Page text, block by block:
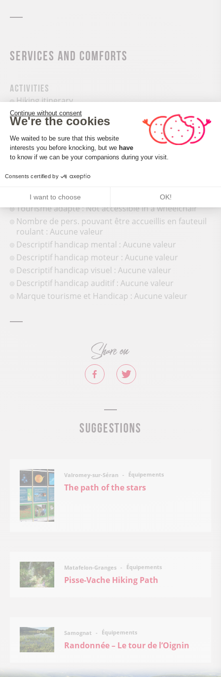
Services and comforts
Activities
Hiking itinerary
Pedestrian sports
Accueil des personnes en situation de handicap
Tourisme adapté : Not accessible in a wheelchair
Nombre de pers. pouvant être accueillis en fauteuil
roulant : Aucune valeur
Descriptif handicap mental : Aucune valeur
Descriptif handicap moteur : Aucune valeur
Descriptif handicap visuel : Aucune valeur
Descriptif handicap auditif : Aucune valeur
Marque tourisme et Handicap : Aucune valeur
Share on
Suggestions
Valromey-sur-Séran Équipements
The path of the stars
Matafelon-Granges Équipements
Pisse-Vache Hiking Path
Samognat Équipements
Randonnée – Le tour de l’Oignin
Continue without consent
We're the cookies
Consent Management Platform:
We waited to be sure that this website
interests you before knocking, but we have
to know if we can be your companions during your visit.
Consents certified by
I want to choose OK!
Axeptio consent